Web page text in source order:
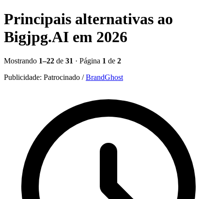
Principais alternativas ao
Bigjpg.AI em 2026
Mostrando 1–22 de 31 · Página 1 de 2
Publicidade: Patrocinado / BrandGhost